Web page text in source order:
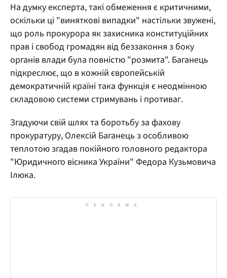
На думку експерта, такі обмеження є критичними,
оскільки ці "виняткові випадки" настільки звужені,
що роль прокурора як захисника конституційних
прав і свобод громадян від беззаконня з боку
органів влади була повністю "розмита". Баганець
підкреслює, що в кожній європейській
демократичній країні така функція є неодмінною
складовою системи стримувань і противаг.
Згадуючи свій шлях та боротьбу за фахову
прокуратуру, Олексій Баганець з особливою
теплотою згадав покійного головного редактора
"Юридичного вісника України" Федора Кузьмовича
Ілюка.